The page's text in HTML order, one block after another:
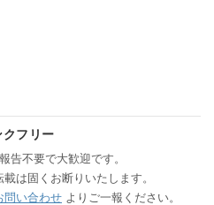
クフリー
告不要で大歓迎です。
は固くお断りいたします。
問い合わせ よりご一報ください。